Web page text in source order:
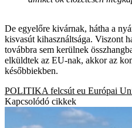
De egyelőre kivárnak, hátha a
kisvasút kihasználtsága. Viszont
továbbra sem kerülnek
elküldtek az EU-nak, akkor az
későbbiekben.
POLITIKA felcsút eu Európai
Kapcsolódó cikkek